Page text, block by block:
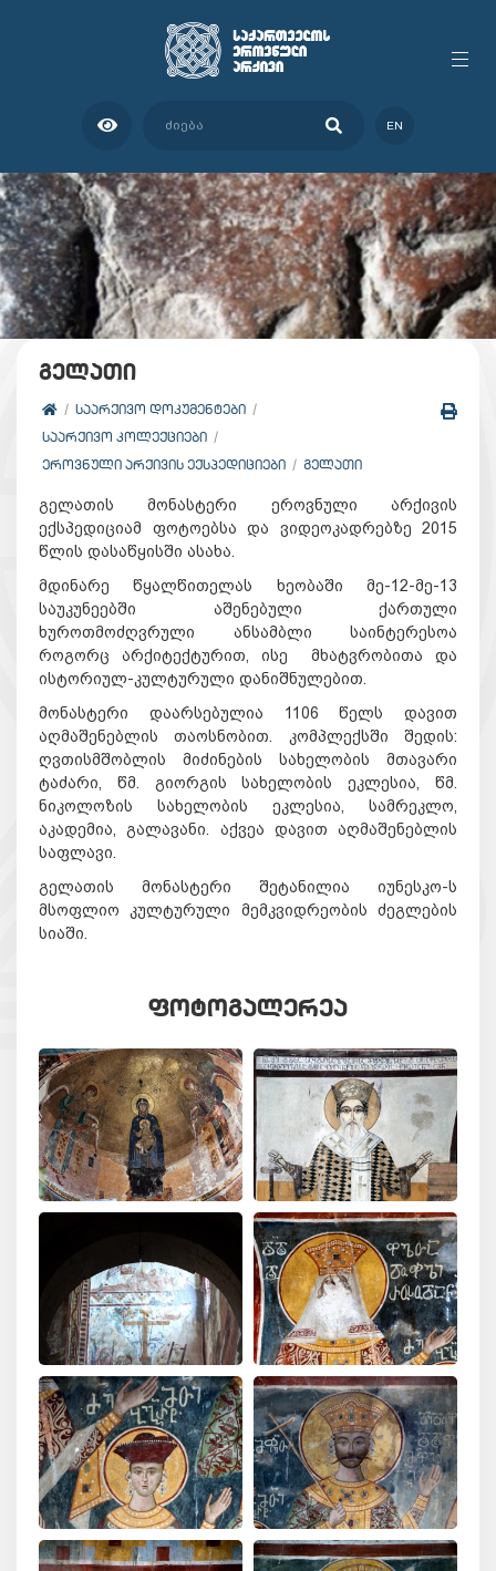
EN
გელათი
ᲡᲐᲐᲠᲥᲘᲕᲝ ᲓᲝᲙᲣᲛᲔᲜᲢᲔᲑᲘ
ᲡᲐᲐᲠᲥᲘᲕᲝ ᲙᲝᲚᲔᲥᲪᲘᲔᲑᲘ
ᲔᲠᲝᲕᲜᲣᲚᲘ ᲐᲠᲥᲘᲕᲘᲡ ᲔᲥᲡᲞᲔᲓᲘᲪᲘᲔᲑᲘ
ᲒᲔᲚᲐᲗᲘ
გელათის მონასტერი ეროვნული არქივის
ექსპედიციამ ფოტოებსა და ვიდეოკადრებზე 2015
წლის დასაწყისში ასახა.
მდინარე წყალწითელას ხეობაში მე-12-მე-13
საუკუნეებში აშენებული ქართული
ხუროთმოძღვრული ანსამბლი საინტერესოა
როგორც არქიტექტურით, ისე მხატვრობითა და
ისტორიულ-კულტურული დანიშნულებით.
მონასტერი დაარსებულია 1106 წელს დავით
აღმაშენებლის თაოსნობით. კომპლექსში შედის:
ღვთისმშობლის მიძინების სახელობის მთავარი
ტაძარი, წმ. გიორგის სახელობის ეკლესია, წმ.
ნიკოლოზის სახელობის ეკლესია, სამრეკლო,
აკადემია, გალავანი. აქვეა დავით აღმაშენებლის
საფლავი.
გელათის მონასტერი შეტანილია იუნესკო-ს
მსოფლიო კულტურული მემკვიდრეობის ძეგლების
სიაში.
ᲤᲝᲢᲝᲒᲐᲚᲔᲠᲔᲐ